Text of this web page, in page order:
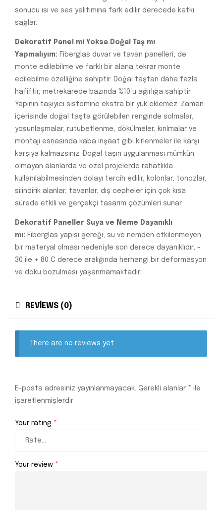
sonucu ısı ve ses yalıtımına fark edilir derecede katkı
sağlar.
Dekoratif Panel mi Yoksa Doğal Taş mı
Yapmalıyım: Fiberglas duvar ve tavan panelleri, de
monte edilebilme ve farklı bir alana tekrar monte
edilebilme özelliğine sahiptir. Doğal taştan daha fazla
hafiftir, metrekarede bazında %10‘u ağırlığa sahiptir.
Yapının taşıyıcı sistemine ekstra bir yük eklemez. Zaman
içerisinde doğal taşta görülebilen renginde solmalar,
yosunlaşmalar, rutubetlenme, dökülmeler, kırılmalar ve
montajı esnasında kaba inşaat gibi kirlenmeler ile karşı
karşıya kalmazsınız. Doğal taşın uygulanması mümkün
olmayan alanlarda ve özel projelerde rahatlıkla
kullanılabilmesinden dolayı tercih edilir, kolonlar, tonozlar,
silindirik alanlar, tavanlar, dış cepheler için çok kısa
sürede etkili ve gerçekçi tasarım çözümleri sunar.
Dekoratif Paneller Suya ve Neme Dayanıklı
mı: Fiberglas yapısı gereği, su ve nemden etkilenmeyen
bir materyal olması nedeniyle son derece dayanıklıdır, –
30 ile + 80 C derece aralığında herhangi bir deformasyon
ve doku bozulması yaşanmamaktadır.
REVIEWS (0)
There are no reviews yet.
E-posta adresiniz yayınlanmayacak. Gerekli alanlar * ile
işaretlenmişlerdir
Your rating *
Your review *